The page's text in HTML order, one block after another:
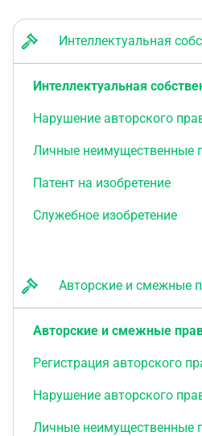
Интеллектуальная
Интеллектуальная
Нарушение авторского
Личные неимущественные
Патент на изобретение
Служебное изобретение
Авторские и смежные
Авторские и смежные
Регистрация авторского
Нарушение авторского
Личные неимущественные